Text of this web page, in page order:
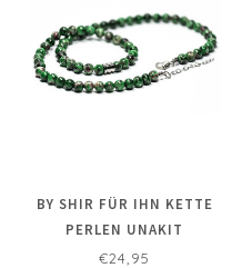
BY SHIR FÜR IHN KETTE
PERLEN UNAKIT
€24,95